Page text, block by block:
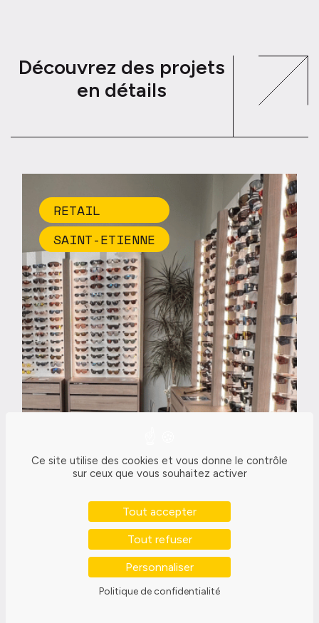
Découvrez des projets
en détails
LIRE L'ARTICLE
RETAIL
SAINT-ETIENNE
FG optique
Ce site utilise des cookies et vous donne le contrôle
sur ceux que vous souhaitez activer
Tout accepter
Tout refuser
Personnaliser
Politique de confidentialité